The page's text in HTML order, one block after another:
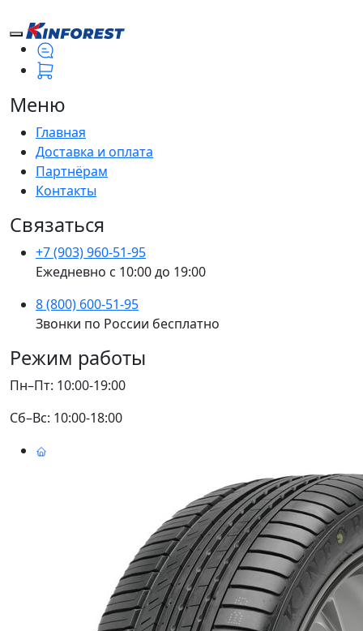
Меню
Главная
Доставка и оплата
Партнёрам
Контакты
Связаться
+7 (903) 960-51-95
Ежедневно с 10:00 до 19:00
8 (800) 600-51-95
Звонки по России бесплатно
Режим работы
Пн–Пт: 10:00-19:00
Сб–Вс: 10:00-18:00